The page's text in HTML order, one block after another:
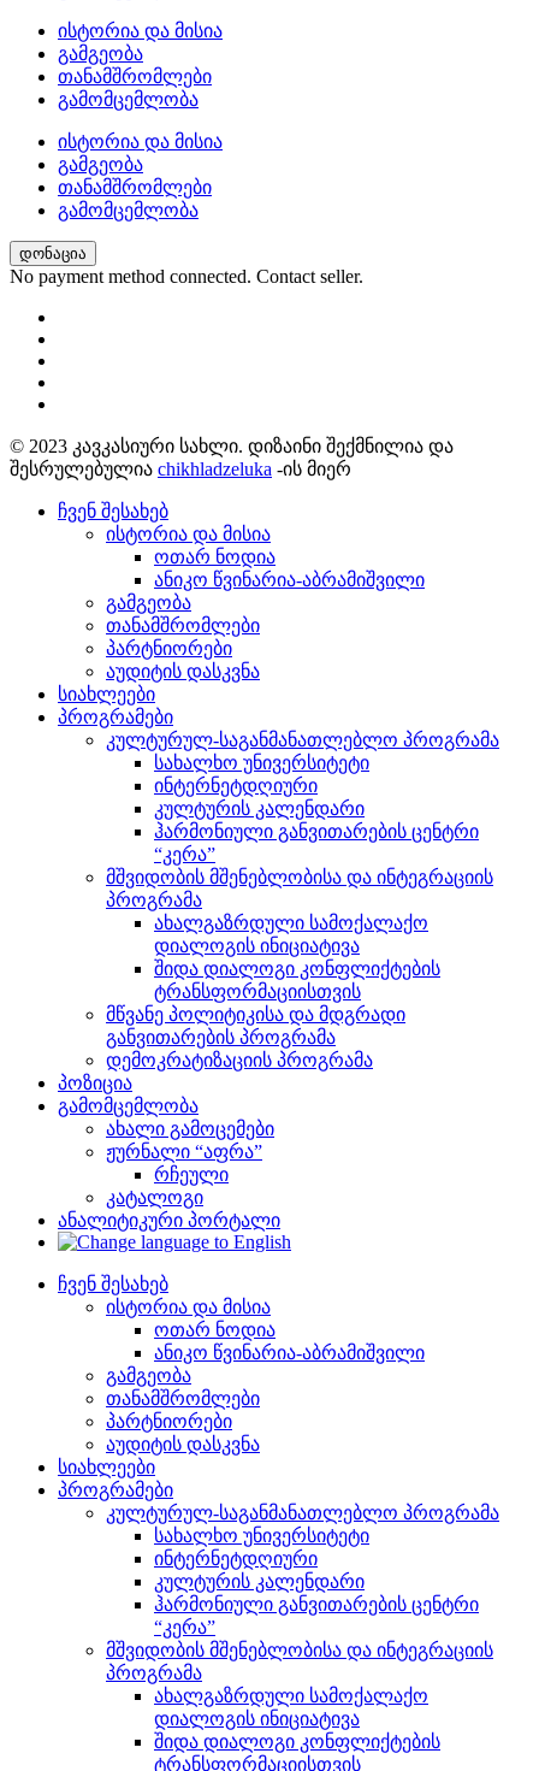
ისტორია და მისია
გამგეობა
თანამშრომლები
გამომცემლობა
ისტორია და მისია
გამგეობა
თანამშრომლები
გამომცემლობა
დონაცია
No payment method connected. Contact seller.
© 2023 კავკასიური სახლი. დიზაინი შექმნილია და
შესრულებულია chikhladzeluka -ის მიერ
ჩვენ შესახებ
ისტორია და მისია
ოთარ ნოდია
ანიკო წვინარია-აბრამიშვილი
გამგეობა
თანამშრომლები
პარტნიორები
აუდიტის დასკვნა
სიახლეები
პროგრამები
კულტურულ-საგანმანათლებლო პროგრამა
სახალხო უნივერსიტეტი
ინტერნეტდღიური
კულტურის კალენდარი
ჰარმონიული განვითარების ცენტრი
“კერა”
მშვიდობის მშენებლობისა და ინტეგრაციის
პროგრამა
ახალგაზრდული სამოქალაქო
დიალოგის ინიციატივა
შიდა დიალოგი კონფლიქტების
ტრანსფორმაციისთვის
მწვანე პოლიტიკისა და მდგრადი
განვითარების პროგრამა
დემოკრატიზაციის პროგრამა
პოზიცია
გამომცემლობა
ახალი გამოცემები
ჟურნალი “აფრა”
რჩეული
კატალოგი
ანალიტიკური პორტალი
ჩვენ შესახებ
ისტორია და მისია
ოთარ ნოდია
ანიკო წვინარია-აბრამიშვილი
გამგეობა
თანამშრომლები
პარტნიორები
აუდიტის დასკვნა
სიახლეები
პროგრამები
კულტურულ-საგანმანათლებლო პროგრამა
სახალხო უნივერსიტეტი
ინტერნეტდღიური
კულტურის კალენდარი
ჰარმონიული განვითარების ცენტრი
“კერა”
მშვიდობის მშენებლობისა და ინტეგრაციის
პროგრამა
ახალგაზრდული სამოქალაქო
დიალოგის ინიციატივა
შიდა დიალოგი კონფლიქტების
ტრანსფორმაციისთვის